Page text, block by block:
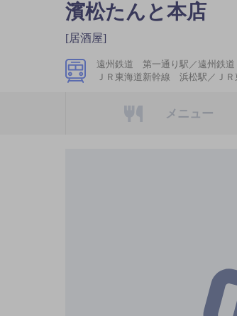
濱松たんと本店
[居酒屋]
遠州鉄道 第一通り駅／遠州鉄
ＪＲ東海道新幹線 浜松駅／Ｊ
メニュー